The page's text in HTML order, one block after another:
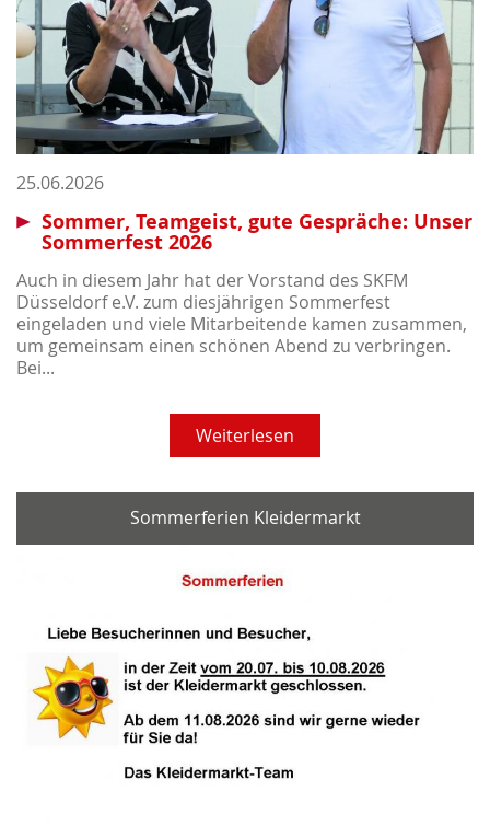
25.06.2026
Sommer, Teamgeist, gute Gespräche: Unser
Sommerfest 2026
Auch in diesem Jahr hat der Vorstand des SKFM
Düsseldorf e.V. zum diesjährigen Sommerfest
eingeladen und viele Mitarbeitende kamen zusammen,
um gemeinsam einen schönen Abend zu verbringen.
Bei...
Weiterlesen
Sommerferien Kleidermarkt